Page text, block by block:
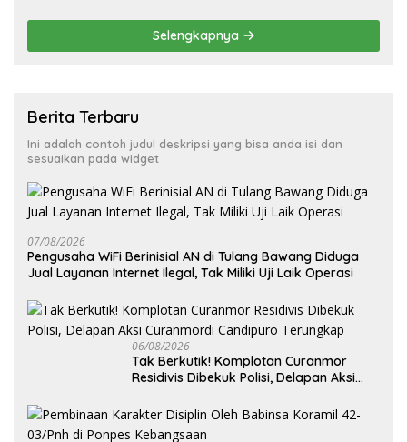
Selengkapnya
Berita Terbaru
Ini adalah contoh judul deskripsi yang bisa anda isi dan
sesuaikan pada widget
07/08/2026
Pengusaha WiFi Berinisial AN di Tulang Bawang Diduga
Jual Layanan Internet Ilegal, Tak Miliki Uji Laik Operasi
06/08/2026
Tak Berkutik! Komplotan Curanmor
Residivis Dibekuk Polisi, Delapan Aksi